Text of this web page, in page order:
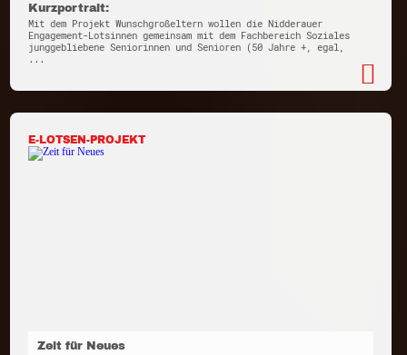
Kurzportrait:
Mit dem Projekt Wunschgroßeltern wollen die Nidderauer
Engagement-Lotsinnen gemeinsam mit dem Fachbereich Soziales
junggebliebene Seniorinnen und Senioren (50 Jahre +, egal,
...
E-LOTSEN-PROJEKT
Zeit für Neues